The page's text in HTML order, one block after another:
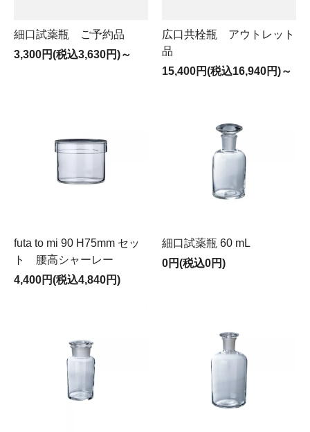
細口試薬瓶 ご予約品
3,300円(税込3,630円)～
広口共栓瓶 アウトレット
品
15,400円(税込16,940円)～
futa to mi 90 H75mm セッ
ト 腰高シャーレー
4,400円(税込4,840円)
細口試薬瓶 60 mL
0円(税込0円)